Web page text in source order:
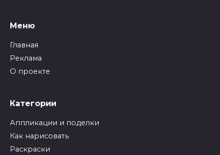
Меню
Главная
Реклама
О проекте
Категории
Аппликации и поделки
Как нарисовать
Раскраски